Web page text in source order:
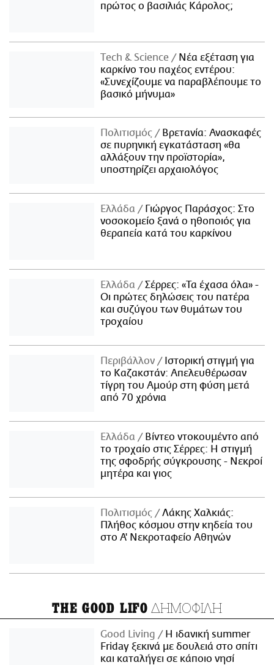
πρώτος ο βασιλιάς Κάρολος;
Τech & Science
Νέα εξέταση για
καρκίνο του παχέος εντέρου:
«Συνεχίζουμε να παραβλέπουμε το
βασικό μήνυμα»
Πολιτισμός
Βρετανία: Ανασκαφές
σε πυρηνική εγκατάσταση «θα
αλλάξουν την προϊστορία»,
υποστηρίζει αρχαιολόγος
Ελλάδα
Γιώργος Παράσχος: Στο
νοσοκομείο ξανά ο ηθοποιός για
θεραπεία κατά του καρκίνου
Ελλάδα
Σέρρες: «Τα έχασα όλα» -
Οι πρώτες δηλώσεις του πατέρα
και συζύγου των θυμάτων του
τροχαίου
Περιβάλλον
Ιστορική στιγμή για
το Καζακστάν: Απελευθέρωσαν
τίγρη του Αμούρ στη φύση μετά
από 70 χρόνια
Ελλάδα
Βίντεο ντοκουμέντο από
το τροχαίο στις Σέρρες: Η στιγμή
της σφοδρής σύγκρουσης - Νεκροί
μητέρα και γιος
Πολιτισμός
Λάκης Χαλκιάς:
Πλήθος κόσμου στην κηδεία του
στο Α' Νεκροταφείο Αθηνών
THE GOOD LIFO ΔΗΜΟΦΙΛΗ
Good Living
Η ιδανική summer
Friday ξεκινά με δουλειά στο σπίτι
και καταλήγει σε κάποιο νησί